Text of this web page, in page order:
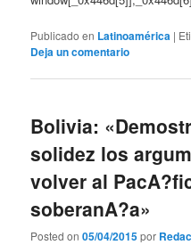
Publicado en Latinoamérica |
Deja un comentario
Bolivia:
solidez los
volver al
soberanA?a»
Posted on05/04/2015por